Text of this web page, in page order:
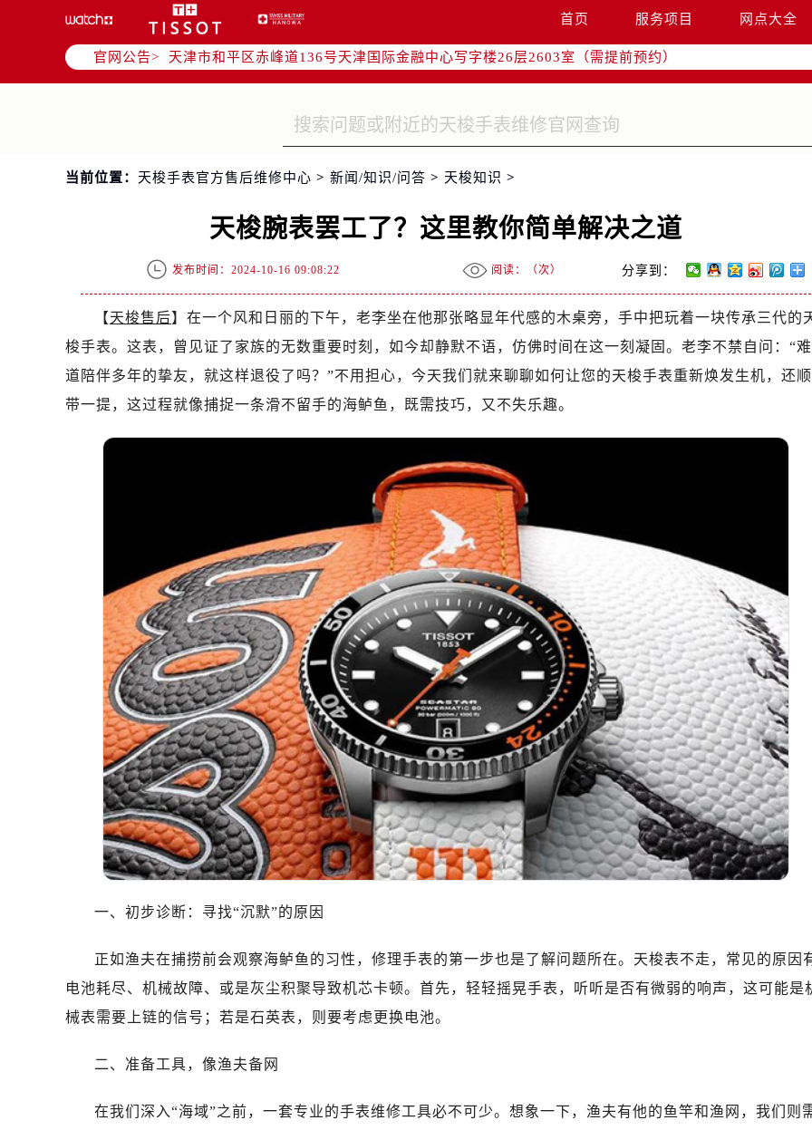
首页 服务项目 网点大全
官网公告>
北京市朝阳区建国门外大街甲6号华熙国际中心写字楼D座11层1102室（需提前预约）
天津市和平区赤峰道136号天津国际金融中心写字楼26层2603室（需提前预约）
上海市徐汇区虹桥路3号港汇中心写字楼2座37层3705室（需提前预约）
上海市黄浦区南京东路299号宏伊国际广场写字楼8层806室（需提前预约）
常州市新北区龙锦路1590号现代传媒中心写字楼5号楼10层1008室（需提前预约）
扬州市邗江区国展路29号星耀天地写字楼1号楼18层1803室（需提前预约）
盐城市盐都区世纪大道5号盐城金融城写字楼1号楼16层1604室（需提前预约）
泰州市海陵区永定东路399号置地商务中心东塔写字楼（华润万象城）17层1706室（需提前预约）
宁波市江北区大闸南路500号来福士广场办公楼20层2009室（需提前预约）
金华市金东区东市南街777号金华万达广场写字楼4号楼22层2209室（需提前预约）
绍兴市越城区胜利东路379号世茂天际中心写字楼8层805室（需提前预约）
济南市历下区经十路11111号华润中心写字楼（万象城）15层1508室（需提前预约）
广州市天河区天河路230号万菱汇国际中心写字楼A塔7层704室（需提前预约）
广州市越秀区环市东路371-375号世界贸易中心大厦南塔写字楼15层07室（需提前预约）
深圳市罗湖区深南东路5001号华润大厦写字楼17层1701室（需提前预约）
惠州市惠城区江北文昌一路7号华贸大厦写字楼1座30层05室（需提前预约）
厦门市思明区湖滨东路95号华润大厦写字楼B座11层1104室（需提前预约）
福州市鼓楼区五四路128-1号恒力城写字楼15层03室（需提前预约）
成都市锦江区人民东路6号SAC东原中心写字楼24层2406B室（需提前预约）
重庆市江北区观音桥步行街2号融恒时代广场写字楼9层902室（需提前预约）
长沙市芙蓉区定王台街道建湘路393号世茂环球金融中心写字楼（芙蓉广场）10层13室（需提前预约
郑州市二七区铭功路10号华润大厦写字楼29层2905室（需提前预约）
太原市迎泽区解放路15号亨得利名表服务中心（品牌授权店）3层整层（需提前预约）
沈阳市沈河区中街路137号亨得利名表服务中心（品牌授权店）1层整层（需提前预约）
沈阳市沈河区中街路83号亨得利名表服务中心（品牌授权店）1层整层（需提前预约）
乌鲁木齐市天山区红山路26号时代广场（CCMALL）C座17层17-B（需提前预约）
温州市鹿城区锦绣路1067号置信广场10层1015室（需提前预约）
哈尔滨市道里区友谊西路600号富力中心T2座写字楼29层03室（需提前预约）
大连市中山区人民路15号国际金融大厦7层G室（需提前预约）
佛山市禅城区季华五路57号万科金融中心C座12层1205室（需提前预约）
无锡市梁溪区人民中路139号恒隆广场写字楼1座11层1104室（需提前预约）
武汉市江汉区解放大道686号世界贸易大厦38层09室（需提前预约）
南宁市青秀区金湖路59号地王大厦12楼1224室（需提前预约）
泉州市丰泽区宝洲路729号浦西万达中心写字楼A座7楼709室（需提前预约）
当前位置： 天梭手表官方售后维修中心 > 新闻/知识/问答 > 天梭知识 >
天梭腕表罢工了？这里教你简单解决之道
发布时间：2024-10-16 09:08:22 阅读：（次） 分享到：
【天梭售后】在一个风和日丽的下午，老李坐在他那张略显年代感的木桌旁，手中把玩着一块传承三代的
梭手表。这表，曾见证了家族的无数重要时刻，如今却静默不语，仿佛时间在这一刻凝固。老李不禁自问：“难
道陪伴多年的挚友，就这样退役了吗？”不用担心，今天我们就来聊聊如何让您的天梭手表重新焕发生机，还顺
带一提，这过程就像捕捉一条滑不留手的海鲈鱼，既需技巧，又不失乐趣。
一、初步诊断：寻找“沉默”的原因
正如渔夫在捕捞前会观察海鲈鱼的习性，修理手表的第一步也是了解问题所在。天梭表不走，常见的原因
电池耗尽、机械故障、或是灰尘积聚导致机芯卡顿。首先，轻轻摇晃手表，听听是否有微弱的响声，这可能是
械表需要上链的信号；若是石英表，则要考虑更换电池。
二、准备工具，像渔夫备网
在我们深入“海域”之前，一套专业的手表维修工具必不可少。想象一下，渔夫有他的鱼竿和渔网，我们则